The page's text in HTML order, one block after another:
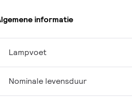
informatie
Lampvoet
Nominale levensduur